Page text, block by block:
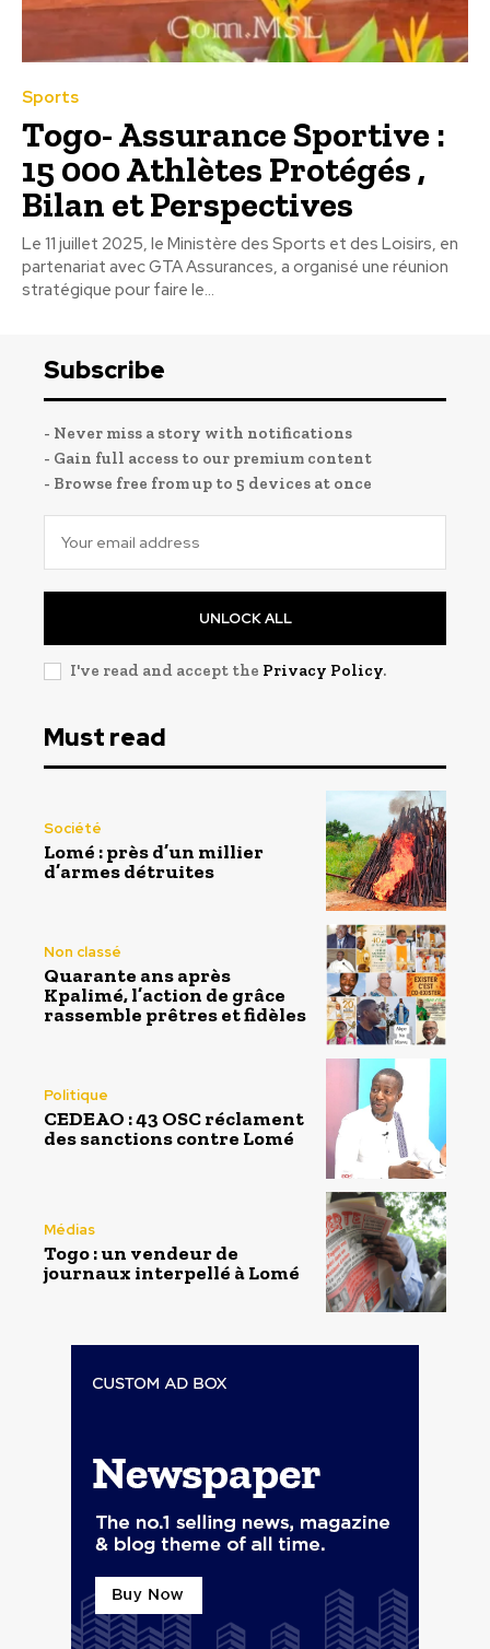
Sports
Togo- Assurance Sportive :
15 000 Athlètes Protégés ,
Bilan et Perspectives
Le 11 juillet 2025, le Ministère des Sports et des Loisirs, en
partenariat avec GTA Assurances, a organisé une réunion
stratégique pour faire le...
Subscribe
- Never miss a story with notifications
- Gain full access to our premium content
- Browse free from up to 5 devices at once
UNLOCK ALL
I've read and accept the Privacy Policy.
Must read
Société
Lomé : près d’un millier
d’armes détruites
Non classé
Quarante ans après
Kpalimé, l’action de grâce
rassemble prêtres et fidèles
Politique
CEDEAO : 43 OSC réclament
des sanctions contre Lomé
Médias
Togo : un vendeur de
journaux interpellé à Lomé